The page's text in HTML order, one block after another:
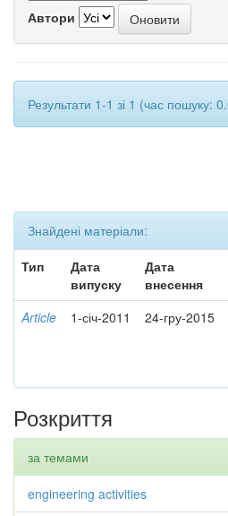
Автори
Результати 1-1 зі 1 (час пошуку:
Знайдені матеріали:
Тип
Дата
випуску
Дата
внесення
Article 1-січ-2011 24-гру-2015
Розкриття
за темами
engineering activities